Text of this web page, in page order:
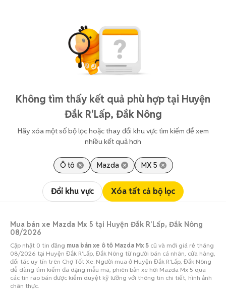
Không tìm thấy kết quả phù hợp tại Huyện
Đắk R'Lấp, Đắk Nông
Hãy xóa một số bộ lọc hoặc thay đổi khu vực tìm kiếm để xem
nhiều kết quả hơn
Ô tô Mazda MX 5
Đổi khu vực Xóa tất cả bộ lọc
Mua bán xe Mazda Mx 5 tại Huyện Đắk R'Lấp, Đắk Nông
08/2026
Cập nhật 0 tin đăng mua bán xe ô tô Mazda Mx 5 cũ và mới giá rẻ tháng
08/2026 tại Huyện Đắk R'Lấp, Đắk Nông từ người bán cá nhân, cửa hàng,
đối tác uy tín trên Chợ Tốt Xe. Người mua ở Huyện Đắk R'Lấp, Đắk Nông
dễ dàng tìm kiếm đa dạng mẫu mã, phiên bản xe hơi Mazda Mx 5 qua
các tin rao bán được kiểm duyệt kỹ lưỡng với thông tin chi tiết, hình ảnh
chân thực.